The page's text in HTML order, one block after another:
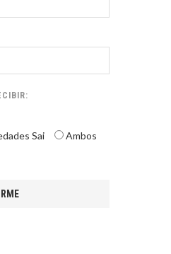
Sai Ambos